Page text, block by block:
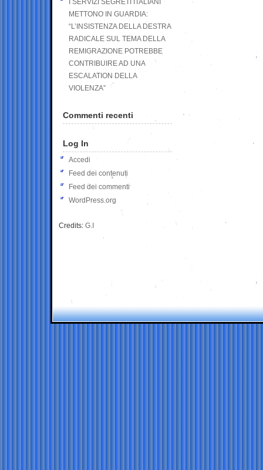
I SERVIZI SEGRETI ITALIANI
METTONO IN GUARDIA:
“L’INSISTENZA DELLA DESTRA
RADICALE SUL TEMA DELLA
REMIGRAZIONE POTREBBE
CONTRIBUIRE AD UNA
ESCALATION DELLA
VIOLENZA”
Commenti recenti
Log In
Accedi
Feed dei contenuti
Feed dei commenti
WordPress.org
Credits: G.I